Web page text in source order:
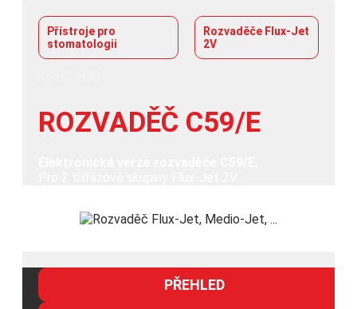
Přístroje pro
stomatologii
Rozvaděče Flux-Jet
2V
ROZVADĚČ C59/E
PŘEHLED